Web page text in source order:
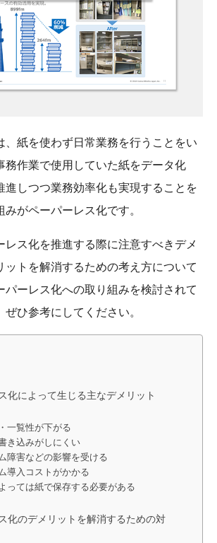
、紙を使わず日常業務を行うことをい
務作業で使用していた紙をデータ化
進しつつ業務効率化も実現することを
がペーパーレス化です。
レス化を推進する際に注意すべきデメ
ットを解消するための考え方について
パーレス化への取り組みを検討されて
ひ参考にしてください。
化によって生じる主なデメリット
一覧性が下がる
き込みがしにくい
障害などの影響を受ける
導入コストがかかる
っては紙で保存する必要がある
化のデメリットを解消するための対